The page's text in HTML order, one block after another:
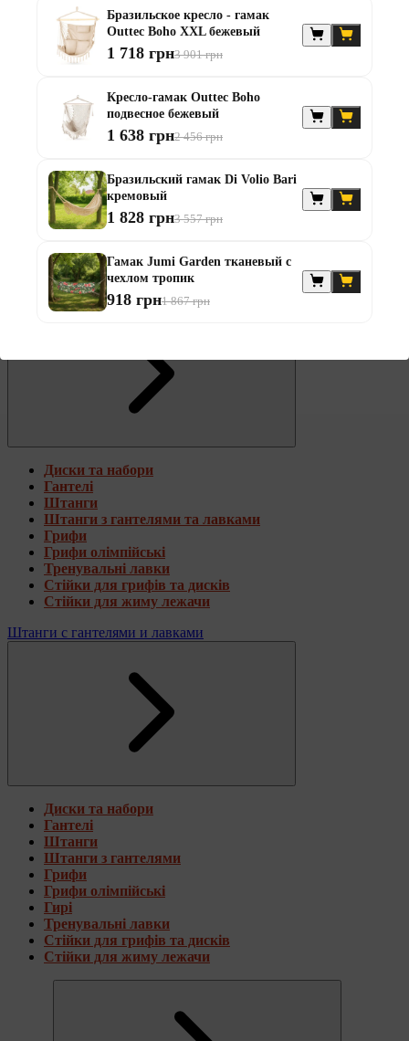
Гантелі
Штанги з гантелями
Штанги з гантелями та лавками
Тренувальні лавки
Стійки для грифів та дисків
Стійки для жиму лежачи
Штанги с прямым грифом
Жилеты утяжелители
Штанги с гантелями
Диски та набори
Гантелі
Штанги
Штанги з гантелями та лавками
Грифи
Грифи олімпійські
Тренувальні лавки
Стійки для грифів та дисків
Стійки для жиму лежачи
Штанги с гантелями и лавками
Диски та набори
Гантелі
Штанги
Штанги з гантелями
Грифи
Грифи олімпійські
Гирі
Тренувальні лавки
Стійки для грифів та дисків
Стійки для жиму лежачи
Бразильское кресло - гамак
Outtec Boho XXL бежевый
1 718 грн3 901 грн
Кресло-гамак Outtec Boho
подвесное бежевый
1 638 грн2 456 грн
Бразильский гамак Di Volio Bari
кремовый
1 828 грн3 557 грн
Гамак Jumi Garden тканевый с
чехлом тропик
918 грн1 867 грн